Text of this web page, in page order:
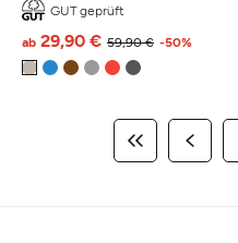
GUT geprüft
59,90 €
ab 29,90 € -50%